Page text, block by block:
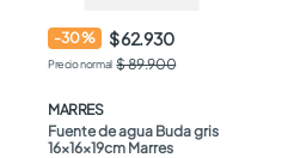
-30% $ 62.930
$ 89.900
MARRES
Fuente de agua Buda gris
16x16x19cm Marres